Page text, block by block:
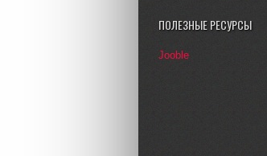
ПОЛЕЗНЫЕ РЕСУРСЫ
Jooble